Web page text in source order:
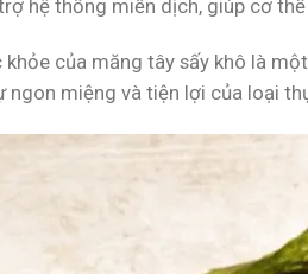
hệ thống miễn dịch, giúp cơ
của măng tây sấy khô là
ngon miệng và tiện lợi của loại